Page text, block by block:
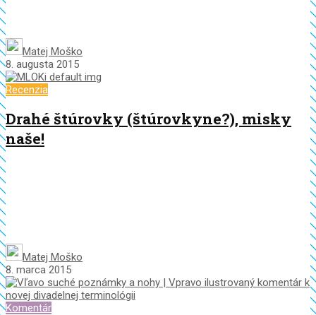
Matej Moško
8. augusta 2015
Recenzia
Drahé štúrovky (štúrovkyne?), misky
naše!
Matej Moško
8. marca 2015
Komentár